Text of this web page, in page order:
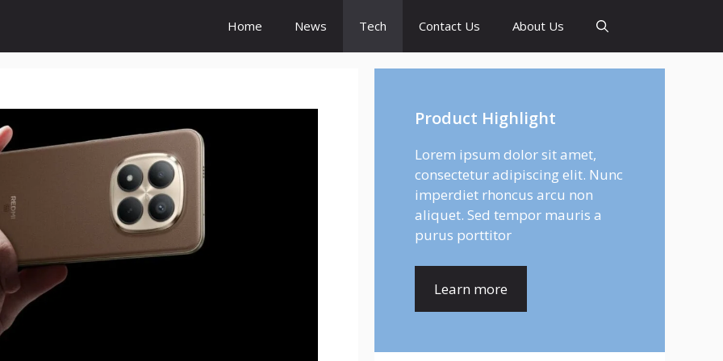
Home News Tech Contact Us About Us
Product Highlight
Lorem ipsum dolor sit amet,
consectetur adipiscing elit. Nunc
imperdiet rhoncus arcu non
aliquet. Sed tempor mauris a
purus porttitor
Learn more